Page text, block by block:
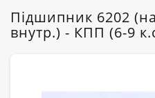
Підшипник 6202
внутр.) - КПП (6-9